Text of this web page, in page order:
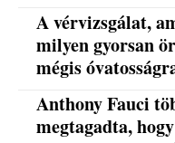
A vérvizsgálat,
milyen gyorsan
mégis
Anthony Fauci
megtagadta,